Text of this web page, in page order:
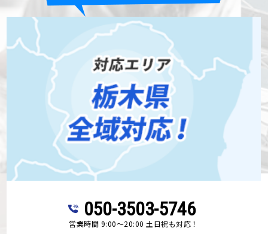
050-3503-5746
営業時間 9:00～20:00 土日祝も対応！